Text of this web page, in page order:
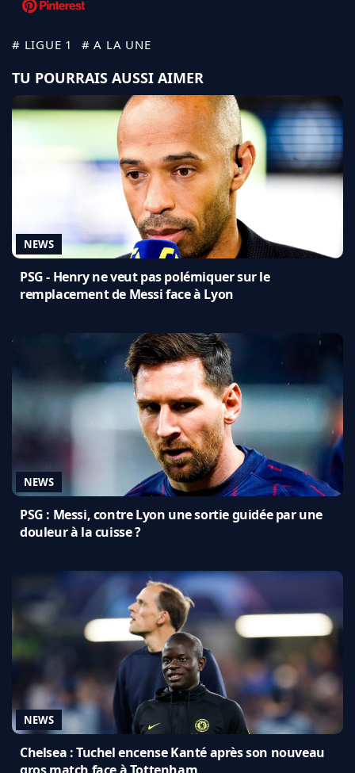
# LIGUE 1 # A LA UNE
TU POURRAIS AUSSI AIMER
NEWS
PSG - Henry ne veut pas polémiquer sur le
remplacement de Messi face à Lyon
NEWS
PSG : Messi, contre Lyon une sortie guidée par une
douleur à la cuisse ?
NEWS
Chelsea : Tuchel encense Kanté après son nouveau